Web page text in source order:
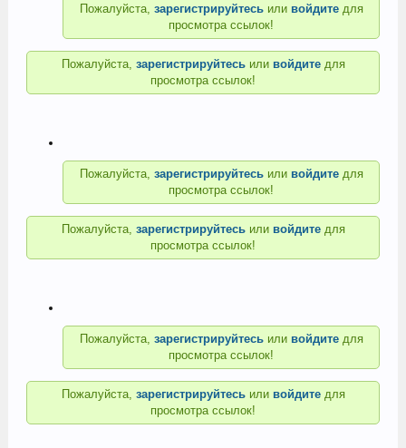
Пожалуйста, зарегистрируйтесьили войдите для
просмотра ссылок!
Пожалуйста, зарегистрируйтесьили войдите для
просмотра ссылок!
Пожалуйста, зарегистрируйтесьили войдите для
просмотра ссылок!
Пожалуйста, зарегистрируйтесьили войдите для
просмотра ссылок!
Пожалуйста, зарегистрируйтесьили войдите для
просмотра ссылок!
Пожалуйста, зарегистрируйтесьили войдите для
просмотра ссылок!